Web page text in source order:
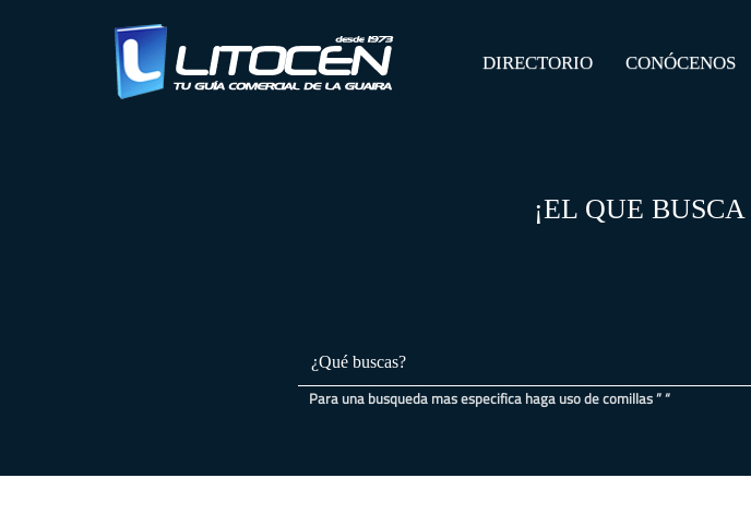
DIRECTORIO CONÓCENOS
¡EL QUE BUSCA
Para una busqueda mas especifica haga uso de comillas ” “